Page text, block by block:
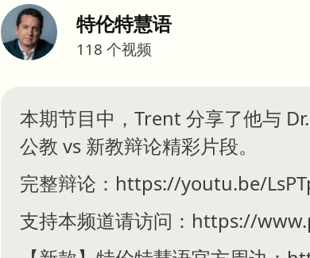
特伦特慧语
118 个视频
本期节目中，Trent 分享了他与
公教 vs 新教辩论精彩片段。
完整辩论：https://youtu.be/
支持本频道请访问：https://